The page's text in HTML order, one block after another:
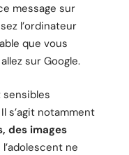
message sur
l’ordinateur
que vous
sur Google.
s’agit notamment
des images
ne